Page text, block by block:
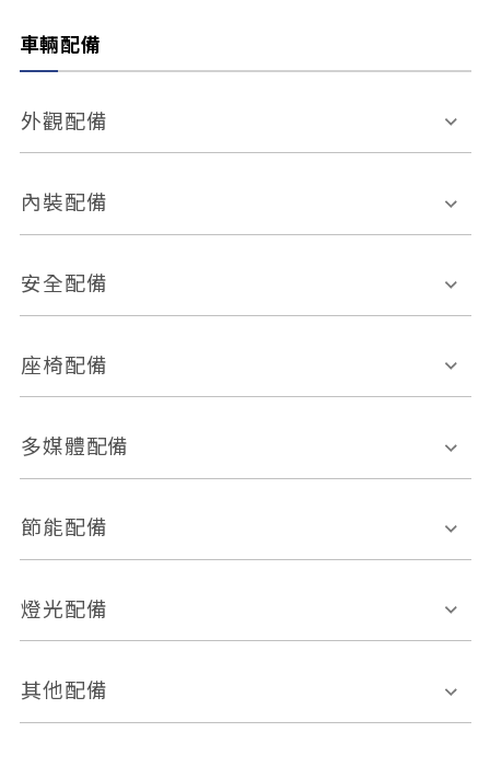
車輛配備
外觀配備
電動天窗
後視鏡方向指示燈
內裝配備
多功能方向盤
恆溫空調
安全配備
前座正面氣囊
ABS防鎖死
車道偏離警示
自動停車系統 盲點偵測系統
倒車雷達
座椅配備
皮椅
多媒體配備
外部音源接入
節能配備
引擎啟閉系統
燈光配備
感應頭燈
其他配備